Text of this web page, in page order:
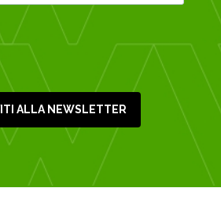
ALLA NEWSLETTER